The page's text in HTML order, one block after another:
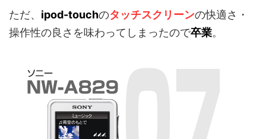
ただ、 ipod-touchのタッチスクリーンの快適さ・
操作性の良さを味わってしまったので卒業。